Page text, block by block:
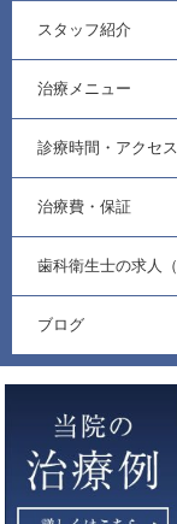
スタッフ紹介
治療メニュー
診療時間・アクセス
治療費・保証
歯科衛生士の求人
ブログ